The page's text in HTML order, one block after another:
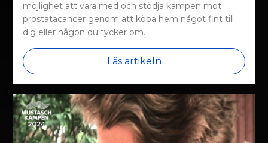
möjlighet att vara med och stödja kampen mot
prostatacancer genom att köpa hem något fint till
dig eller någon du tycker om.
Läs artikeln